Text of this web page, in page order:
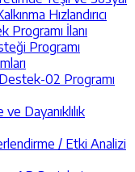
Hızlandırıcı
Programı İlanı
Programı
02 Programı
Dayanıklılık
/ Etki Analizi